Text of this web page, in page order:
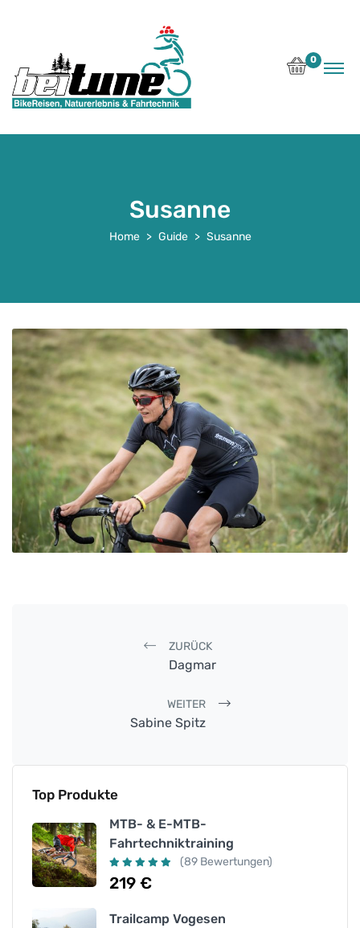
0
Susanne
Home Guide Susanne
Post navigation
ZURÜCK
Dagmar
WEITER
Sabine Spitz
Top Produkte
MTB- & E-MTB-
Fahrtechniktraining
(89 Bewertungen)
219 €
Trailcamp Vogesen